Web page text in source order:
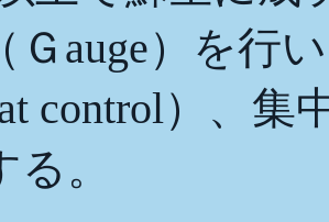
Ｇauge）を行
control）、集
。